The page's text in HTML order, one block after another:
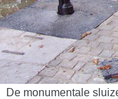
De monumentale